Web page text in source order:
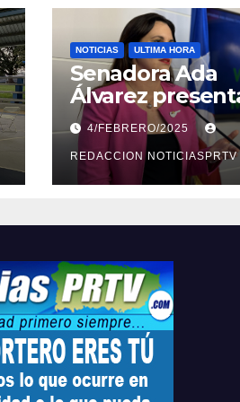
NOTICIAS ULTIMA HORA
Senadora Ada
Álvarez
medidas ante la
violencia en el
noviazgo
4/FEBRERO/2025
REDACCION NOTICIASPRTV